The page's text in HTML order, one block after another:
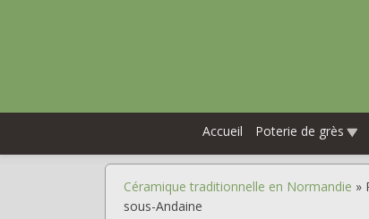
Accueil Poterie de grès
Fil
Céramique traditionnelle en Normandie
sous-Andaine